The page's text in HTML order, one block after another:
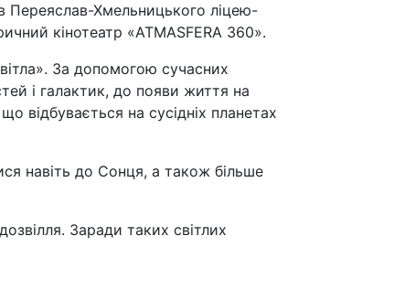
Переяслав-Хмельницького ліцею-
кінотеатр «ATMASFERA 360».
За допомогою сучасних
і галактик, до появи життя на
відбувається на сусідніх планетах
навіть до Сонця, а також більше
Заради таких світлих